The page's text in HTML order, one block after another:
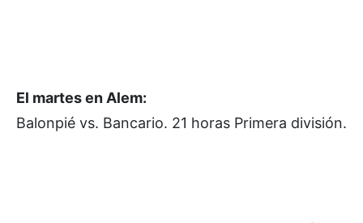
El martes en Alem:
Balonpié vs. Bancario. 21 horas Primera división.